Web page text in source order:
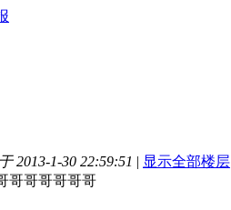
2013-1-30 22:59:51 | 显示全部楼层
哥哥哥哥哥哥